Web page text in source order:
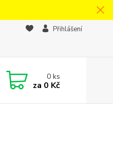
Přihlášení
0ks
za 0 Kč